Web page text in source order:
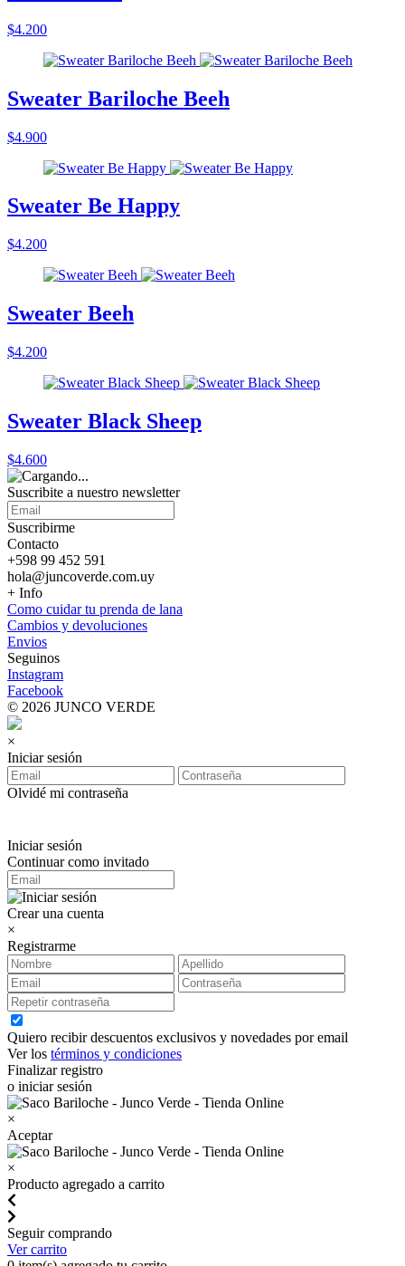
$4.200
Sweater Bariloche Beeh
$4.900
Sweater Be Happy
$4.200
Sweater Beeh
$4.200
Sweater Black Sheep
$4.600
Suscribite a nuestro newsletter
Suscribirme
Contacto
+598 99 452 591
hola@juncoverde.com.uy
+ Info
Como cuidar tu prenda de lana
Cambios y devoluciones
Envios
Seguinos
Instagram
Facebook
© 2026 JUNCO VERDE
×
Iniciar sesión
Olvidé mi contraseña
Iniciar sesión
Continuar como invitado
Crear una cuenta
×
Registrarme
Quiero recibir descuentos exclusivos y novedades por email
Ver los términos y condiciones
Finalizar registro
o iniciar sesión
×
Aceptar
×
Producto agregado a carrito
Seguir comprando
Ver carrito